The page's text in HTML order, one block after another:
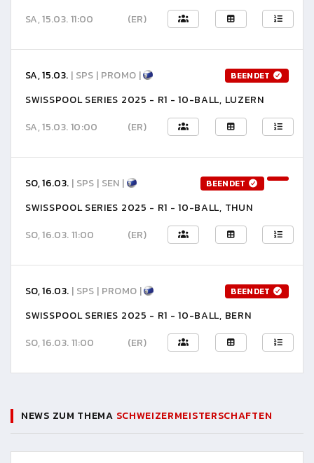
SA, 15.03. 11:00
(ER)
SA, 15.03. | SPS | PROMO | BEENDET
SWISSPOOL SERIES 2025 - R1 - 10-BALL, LUZERN
SA, 15.03. 10:00
(ER)
SO, 16.03. | SPS | SEN | BEENDET
SWISSPOOL SERIES 2025 - R1 - 10-BALL, THUN
SO, 16.03. 11:00
(ER)
SO, 16.03. | SPS | PROMO | BEENDET
SWISSPOOL SERIES 2025 - R1 - 10-BALL, BERN
SO, 16.03. 11:00
(ER)
NEWS ZUM THEMA SCHWEIZERMEISTERSCHAFTEN